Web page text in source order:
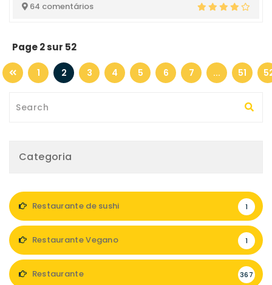
64 comentários
Page 2 sur 52
1 2 3 4 5 6 7 ... 51
Categoria
Restaurante de sushi 1
Restaurante Vegano 1
Restaurante 367